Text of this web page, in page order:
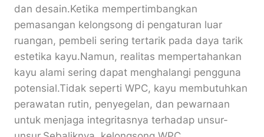
dan desain.Ketika mempertimbangkan
pemasangan kelongsong di pengaturan luar
ruangan, pembeli sering tertarik pada daya tarik
estetika kayu.Namun, realitas mempertahankan
kayu alami sering dapat menghalangi pengguna
potensial.Tidak seperti WPC, kayu membutuhkan
perawatan rutin, penyegelan, dan pewarnaan
untuk menjaga integritasnya terhadap unsur-